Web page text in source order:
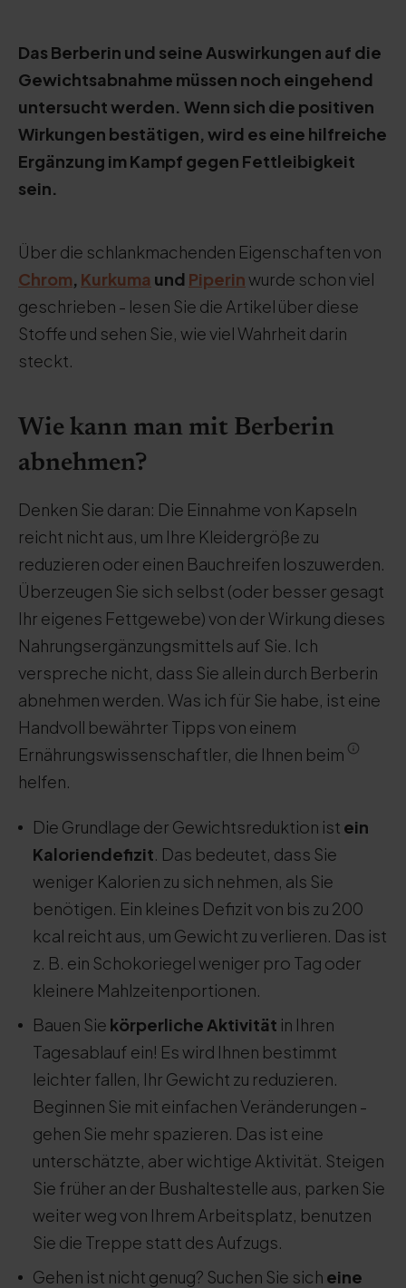
Das Berberin und seine Auswirkungen auf die
Gewichtsabnahme müssen noch eingehend
untersucht werden. Wenn sich die positiven
Wirkungen bestätigen, wird es eine hilfreiche
Ergänzung im Kampf gegen Fettleibigkeit
sein.
Über die schlankmachenden Eigenschaften von
Chrom, Kurkuma und Piperinwurde schon viel
geschrieben - lesen Sie die Artikel über diese
Stoffe und sehen Sie, wie viel Wahrheit darin
steckt.
Wie kann man mit Berberin
abnehmen?
Denken Sie daran: Die Einnahme von Kapseln
reicht nicht aus, um Ihre Kleidergröße zu
reduzieren oder einen Bauchreifen loszuwerden.
Überzeugen Sie sich selbst (oder besser gesagt
Ihr eigenes Fettgewebe) von der Wirkung dieses
Nahrungsergänzungsmittels auf Sie. Ich
verspreche nicht, dass Sie allein durch Berberin
abnehmen werden. Was ich für Sie habe, ist eine
Handvoll bewährter Tipps von einem
Ernährungswissenschaftler, die Ihnen beim
helfen.
Die Grundlage der Gewichtsreduktion ist ein
Kaloriendefizit. Das bedeutet, dass Sie
weniger Kalorien zu sich nehmen, als Sie
benötigen. Ein kleines Defizit von bis zu 200
kcal reicht aus, um Gewicht zu verlieren. Das ist
z. B. ein Schokoriegel weniger pro Tag oder
kleinere Mahlzeitenportionen.
Bauen Sie körperliche Aktivität in Ihren
Tagesablauf ein! Es wird Ihnen bestimmt
leichter fallen, Ihr Gewicht zu reduzieren.
Beginnen Sie mit einfachen Veränderungen -
gehen Sie mehr spazieren. Das ist eine
unterschätzte, aber wichtige Aktivität. Steigen
Sie früher an der Bushaltestelle aus, parken Sie
weiter weg von Ihrem Arbeitsplatz, benutzen
Sie die Treppe statt des Aufzugs.
Gehen ist nicht genug? Suchen Sie sich eine